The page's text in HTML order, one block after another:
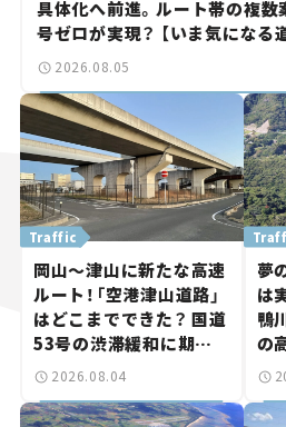
具体化へ前進。ルート帯の複数
号ゼロが実現？ 【いま気になる
2026.08.05
Traffic
岡山～津山に新たな高速
ルート！「空港津山道路」
はどこまでできた？ 国道
53号の渋滞緩和に期待。
岡山市側でも動きが【い
ま気になる道路計画】
2026.08.04
夢
は
鴨
の
状
討
路